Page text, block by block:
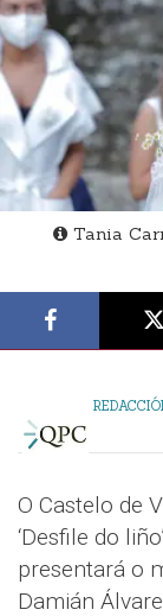
Tania
O Castelo de
‘Desfile do
presentará o
Damián